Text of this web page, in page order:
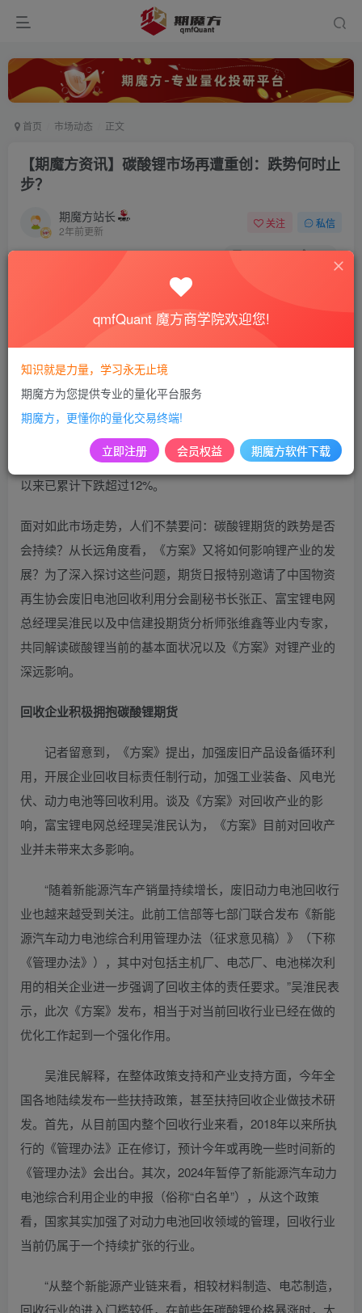
首页 市场动态 正文
【期魔方资讯】碳酸锂市场再遭重创：跌势何时止
步？
期魔方站长
2年前更新
关注 私信
0 5913 633
下简称《方案》）正式发布。尽管该方案被视为对锂电行业
的利好，然而，碳酸锂期货市场却并未出现预期的上涨态
势，反而呈现出震荡下跌的趋势。据最新数据显示，碳酸锂
期货在6月5日已跌破100000元/吨的重要关口。而昨日，碳酸
锂期货主力合约更是收跌近4%，报收于92800元/吨，自6月
以来已累计下跌超过12%。
面对如此市场走势，人们不禁要问：碳酸锂期货的跌势是否
会持续？从长远角度看，《方案》又将如何影响锂产业的发
展？为了深入探讨这些问题，期货日报特别邀请了中国物资
再生协会废旧电池回收利用分会副秘书长张正、富宝锂电网
总经理吴淮民以及中信建投期货分析师张维鑫等业内专家，
共同解读碳酸锂当前的基本面状况以及《方案》对锂产业的
深远影响。
回收企业积极拥抱碳酸锂期货
记者留意到，《方案》提出，加强废旧产品设备循环利
用，开展企业回收目标责任制行动，加强工业装备、风电光
伏、动力电池等回收利用。谈及《方案》对回收产业的影
响，富宝锂电网总经理吴淮民认为，《方案》目前对回收产
业并未带来太多影响。
“随着新能源汽车产销量持续增长，废旧动力电池回收行
业也越来越受到关注。此前工信部等七部门联合发布《新能
源汽车动力电池综合利用管理办法（征求意见稿）》（下称
《管理办法》），其中对包括主机厂、电芯厂、电池梯次利
用的相关企业进一步强调了回收主体的责任要求。”吴淮民表
示，此次《方案》发布，相当于对当前回收行业已经在做的
优化工作起到一个强化作用。
吴淮民解释，在整体政策支持和产业支持方面，今年全
国各地陆续发布一些扶持政策，甚至扶持回收企业做技术研
发。首先，从目前国内整个回收行业来看，2018年以来所执
行的《管理办法》正在修订，预计今年或再晚一些时间新的
《管理办法》会出台。其次，2024年暂停了新能源汽车动力
电池综合利用企业的申报（俗称“白名单”），从这个政策
看，国家其实加强了对动力电池回收领域的管理，回收行业
当前仍属于一个持续扩张的行业。
“从整个新能源产业链来看，相较材料制造、电芯制造，
回收行业的进入门槛较低，在前些年碳酸锂价格暴涨时，大
qmfQuant 魔方商学院欢迎您!
知识就是力量，学习永无止境
期魔方为您提供专业的量化平台服务
期魔方，更懂你的量化交易终端!
立即注册 会员权益 期魔方软件下载